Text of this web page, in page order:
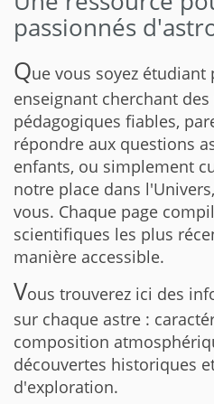
passionnés
Que vous soyez étudiant
enseignant cherchant
pédagogiques fiables,
répondre aux questions
enfants, ou simplement
notre place dans
vous. Chaque page
scientifiques les plus
manière accessible.
Vous trouverez ici des
sur chaque astre :
composition
découvertes historiques
d'exploration.